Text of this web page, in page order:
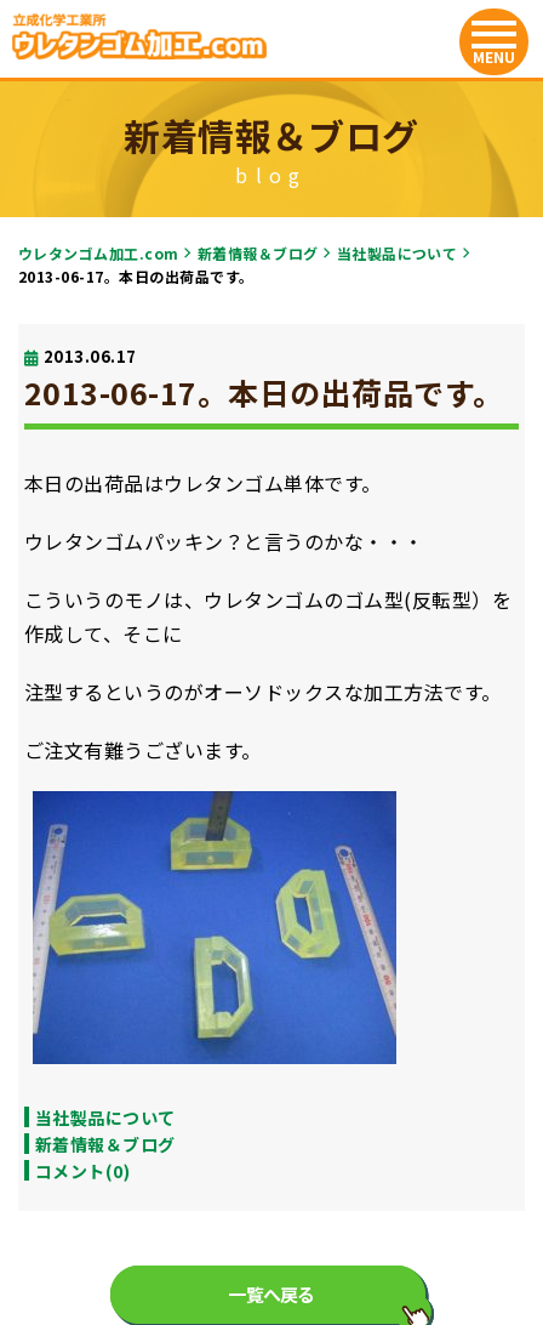
新着情報＆ブログ
blog
ウレタンゴム加工.com 新着情報＆ブログ
当社製品について
2013-06-17。本日の出荷品です。
2013.06.17
2013-06-17。本日の出荷品です。
本日の出荷品はウレタンゴム単体です。
ウレタンゴムパッキン？と言うのかな・・・
こういうのモノは、ウレタンゴムのゴム型(反転型）を
作成して、そこに
注型するというのがオーソドックスな加工方法です。
ご注文有難うございます。
当社製品について
新着情報＆ブログ
コメント(0)
一覧へ戻る